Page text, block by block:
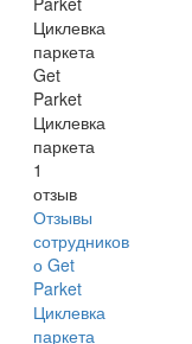
Get
Parket
Циклевка
паркета
1
отзыв
Отзывы
сотрудников
о Get
Parket
Циклевка
паркета